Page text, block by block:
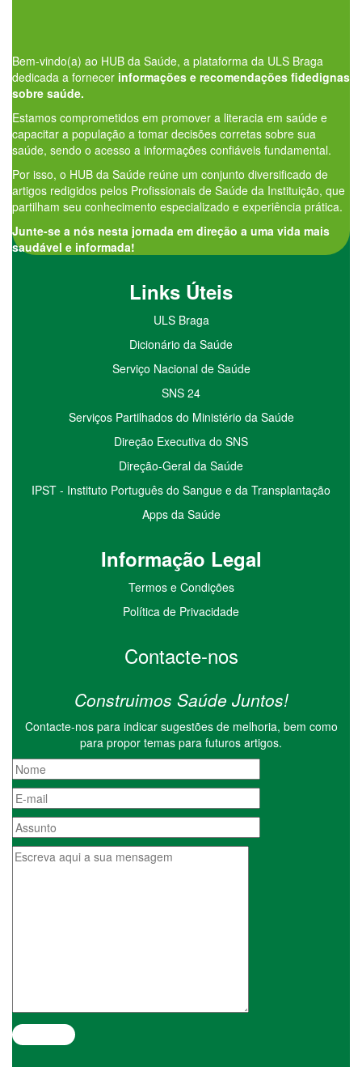
Bem-vindo(a) ao HUB da Saúde, a plataforma da ULS Braga
dedicada a fornecer informações e recomendações fidedignas
sobre saúde.
Estamos comprometidos em promover a literacia em saúde e
capacitar a população a tomar decisões corretas sobre sua
saúde, sendo o acesso a informações confiáveis fundamental.
Por isso, o HUB da Saúde reúne um conjunto diversificado de
artigos redigidos pelos Profissionais de Saúde da Instituição, que
partilham seu conhecimento especializado e experiência prática.
Junte-se a nós nesta jornada em direção a uma vida mais
saudável e informada!
Links Úteis
ULS Braga
Dicionário da Saúde
Serviço Nacional de Saúde
SNS 24
Serviços Partilhados do Ministério da Saúde
Direção Executiva do SNS
Direção-Geral da Saúde
IPST - Instituto Português do Sangue e da Transplantação
Apps da Saúde
Informação Legal
Termos e Condições
Política de Privacidade
Contacte-nos
Construimos Saúde Juntos!
Contacte-nos para indicar sugestões de melhoria, bem como
para propor temas para futuros artigos.